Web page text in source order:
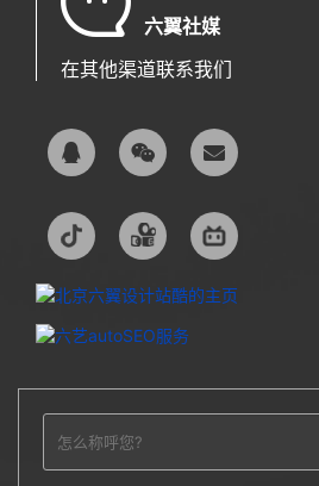
六翼社媒
在其他渠道联系我们